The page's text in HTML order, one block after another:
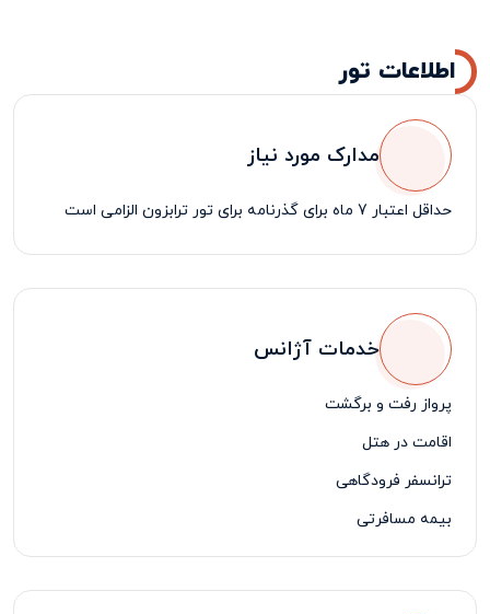
اطلاعات تور
مدارک مورد نیاز
حداقل اعتبار 7 ماه برای گذرنامه برای تور ترابزون الزامی است
خدمات آژانس
پرواز رفت و برگشت
اقامت در هتل
ترانسفر فرودگاهی
بیمه مسافرتی
لیدر مسافرتی فارسی زبان